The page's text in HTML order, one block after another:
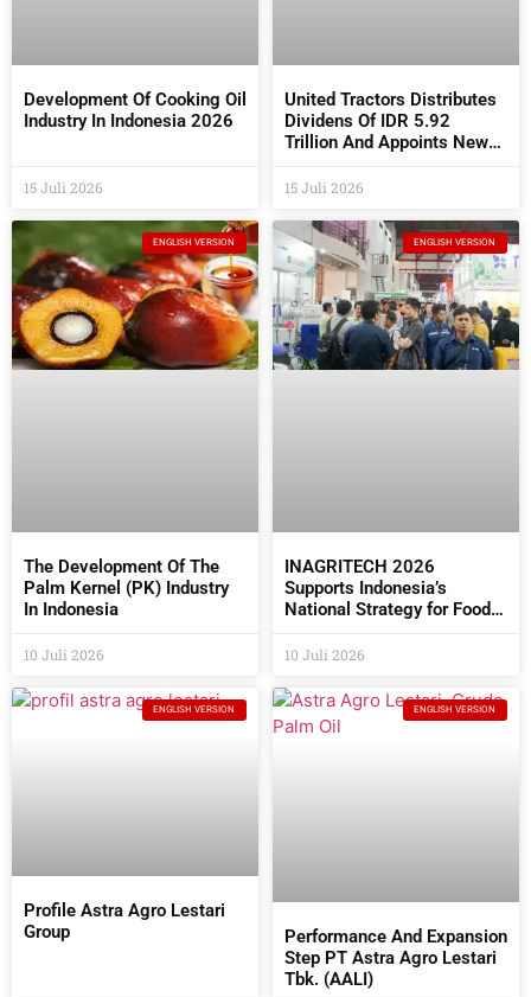
Development Of Cooking Oil
Industry In Indonesia 2026
15 Juli 2026
United Tractors Distributes
Dividens Of IDR 5.92
Trillion And Appoints New
Directors At The 2026 AGM
15 Juli 2026
ENGLISH VERSION
The Development Of The
Palm Kernel (PK) Industry
In Indonesia
10 Juli 2026
ENGLISH VERSION
INAGRITECH 2026
Supports Indonesia’s
National Strategy for Food
10 Juli 2026
ENGLISH VERSION
Profile Astra Agro Lestari
Group
ENGLISH VERSION
Performance And Expansion
Step PT Astra Agro Lestari
Tbk. (AALI)